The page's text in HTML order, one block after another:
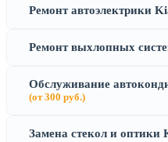
Ремонт автоэлектрики
Ремонт выхлопных
Обслуживание
(от 300 руб.)
Замена стекол и оптики